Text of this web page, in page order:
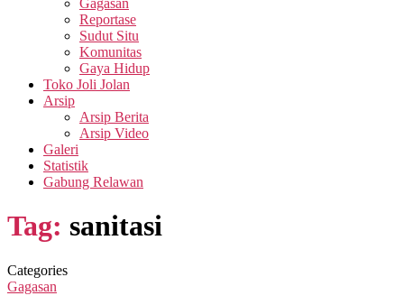
Gagasan
Reportase
Sudut Situ
Komunitas
Gaya Hidup
Toko Joli Jolan
Arsip
Arsip Berita
Arsip Video
Galeri
Statistik
Gabung Relawan
Tag: sanitasi
Categories
Gagasan